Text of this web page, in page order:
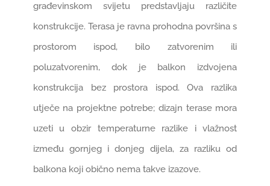
WEB SHOP
građevinskom svijetu predstavljaju različite
konstrukcije. Terasa je ravna prohodna površina s
prostorom ispod, bilo zatvorenim ili
poluzatvorenim, dok je balkon izdvojena
konstrukcija bez prostora ispod. Ova razlika
utječe na projektne potrebe; dizajn terase mora
uzeti u obzir temperaturne razlike i vlažnost
između gornjeg i donjeg dijela, za razliku od
balkona koji obično nema takve izazove.